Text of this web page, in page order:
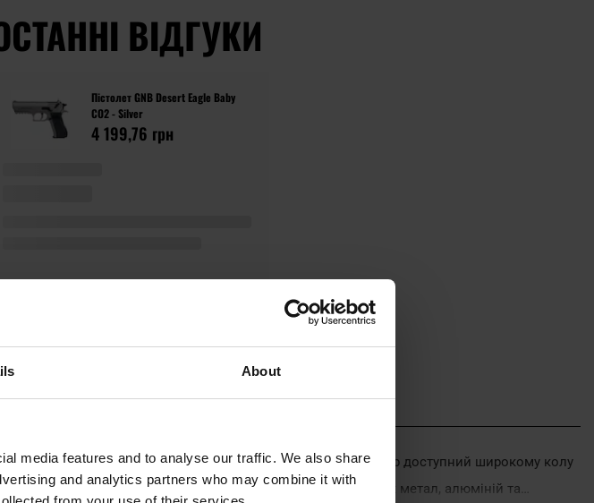
About
media features and to analyse our traffic. We also share
and analytics partners who may combine it with
ВІДГУКИ
Пістолет GNB Desert Eagle Baby
CO2 - Silver
4 199,76 грн
Легендарний ізраїльсько-американський пістолет тепер доступний широкому колу
виготовлені з високоякісних матеріалів, таких як метал, алюміній та